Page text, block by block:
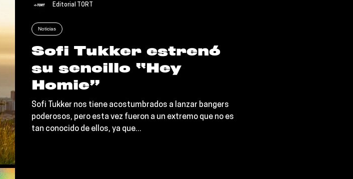
Sofi Tukker estrenó
su sencillo “Hey
Homie”
Sofi Tukker nos tiene acostumbrados a lanzar bangers
poderosos, pero esta vez fueron a un extremo que no es
tan conocido de ellos, ya que...
Noticias
Editorial TORT